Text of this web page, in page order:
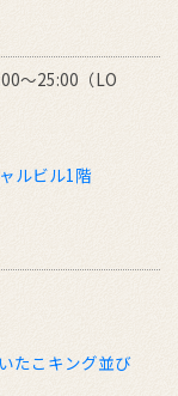
～25:00（LO
ルビル1階
たこキング並び